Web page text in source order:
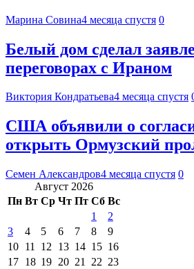
Марина Совина4 месяца спустя 0
Белый дом сделал
переговорах с Ираном
Виктория Кондратьева4 месяца спустя
США объявили о
открыть Ормузский
Семен Александров4 месяца спустя 0
Август 2026
Пн Вт Ср Чт Пт Сб Вс
1
2
3
4 5 6 7 8
9
10 11 12 13 14 15 16
17 18 19 20 21 22 23